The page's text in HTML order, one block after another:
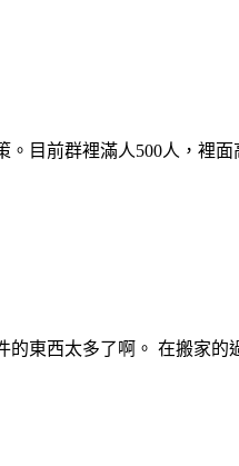
目前群裡滿人500人，裡
東西太多了啊。 在搬家